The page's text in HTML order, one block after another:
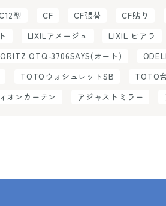
型 CF CF張替 CF貼り
LIXILアメージュ LIXIL ピアラ
OTQ-3706SAYS(オート)
TOTOウォシュレットSB TOTO
オンカーテン アジャストミラー